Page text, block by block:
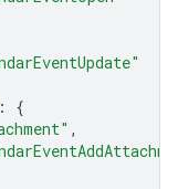
:
{
,